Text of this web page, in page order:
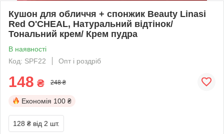
Кушон для обличчя + спонжик Beauty Linasi
Red O'CHEAL, Натуральний відтінок/
Тональний крем/ Крем пудра
В наявності
Код: SPF22
Опт і роздріб
148 ₴ 248 ₴
Економія 100 ₴
128 ₴ від 2 шт.